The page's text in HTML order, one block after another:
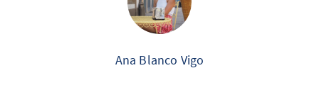
Ana Blanco Vigo